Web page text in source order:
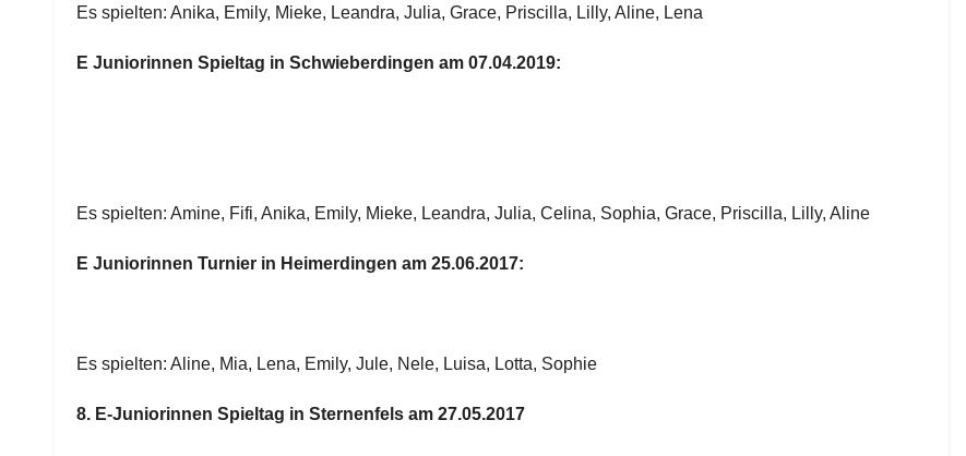
Es spielten: Anika, Emily, Mieke, Leandra, Julia, Grace, Priscilla, Lilly, Aline, Lena
E Juniorinnen Spieltag in Schwieberdingen am 07.04.2019:
Es spielten: Amine, Fifi, Anika, Emily, Mieke, Leandra, Julia, Celina, Sophia, Grace, Priscilla, Lilly, Aline
E Juniorinnen Turnier in Heimerdingen am 25.06.2017:
Es spielten: Aline, Mia, Lena, Emily, Jule, Nele, Luisa, Lotta, Sophie
8. E-Juniorinnen Spieltag in Sternenfels am 27.05.2017